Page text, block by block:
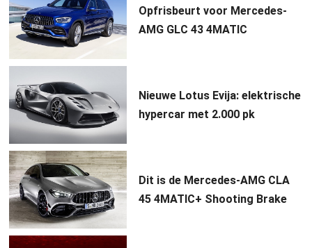
Opfrisbeurt voor Mercedes-
AMG GLC 43 4MATIC
Nieuwe Lotus Evija: elektrische
hypercar met 2.000 pk
Dit is de Mercedes-AMG CLA
45 4MATIC+ Shooting Brake